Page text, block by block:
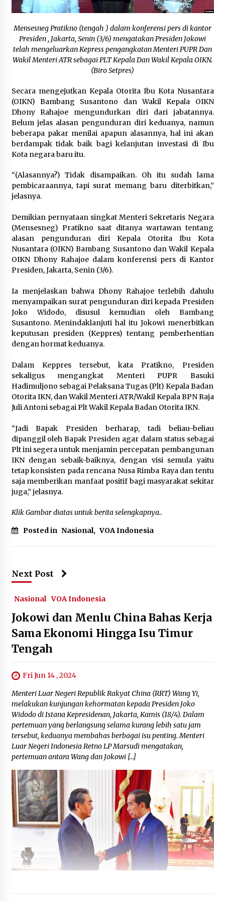
Jenazah Pilot Selandia Baru yang Ditembak KKB
Papua Akhirnya Ditemukan
August 8, 2024
VOA Indonesia : Indonesia Kirim Bantuan ke
July 31, 2023
Tim Hukum AMIN Resmi Daftarkan Gugatan
Hasil Pilpres 2024 ke MK, Minta Pemilu Diulang
Tanpa Gibran
March 22, 2024
Ditetapkan sebagai Tersangka Kasus
Pengadaan LNG
Mahasiswa Tuntut Jokowi Tetap Netral Jelang
February 11, 2024
Mensesneg Pratikno (tengah ) dalam konferensi pers di kantor
Presiden , Jakarta, Senin (3/6) mengatakan Presiden Jokowi
telah mengeluarkan Kepress pengangkatan Menteri PUPR Dan
Wakil Menteri ATR sebagai PLT Kepala Dan Wakil Kepala OIKN.
(Biro Setpres)
Secara mengejutkan Kepala Otorita Ibu Kota Nusantara
(OIKN) Bambang Susantono dan Wakil Kepala OIKN
Dhony Rahajoe mengundurkan diri dari jabatannya.
Belum jelas alasan pengunduran diri keduanya, namun
beberapa pakar menilai apapun alasannya, hal ini akan
berdampak tidak baik bagi kelanjutan investasi di Ibu
Kota negara baru itu.
“(Alasannya?) Tidak disampaikan. Oh itu sudah lama
pembicaraannya, tapi surat memang baru diterbitkan,”
jelasnya.
Demikian pernyataan singkat Menteri Sekretaris Negara
(Mensesneg) Pratikno saat ditanya wartawan tentang
alasan pengunduran diri Kepala Otorita Ibu Kota
Nusantara (OIKN) Bambang Susantono dan Wakil Kepala
OIKN Dhony Rahajoe dalam konferensi pers di Kantor
Presiden, Jakarta, Senin (3/6).
Ia menjelaskan bahwa Dhony Rahajoe terlebih dahulu
menyampaikan surat pengunduran diri kepada Presiden
Joko Widodo, disusul kemudian oleh Bambang
Susantono. Menindaklanjuti hal itu Jokowi menerbitkan
keputusan presiden (Keppres) tentang pemberhentian
dengan hormat keduanya.
Dalam Keppres tersebut, kata Pratikno, Presiden
sekaligus mengangkat Menteri PUPR Basuki
Hadimuljono sebagai Pelaksana Tugas (Plt) Kepala Badan
Otorita IKN, dan Wakil Menteri ATR/Wakil Kepala BPN Raja
Juli Antoni sebagai Plt Wakil Kepala Badan Otorita IKN.
“Jadi Bapak Presiden berharap, tadi beliau-beliau
dipanggil oleh Bapak Presiden agar dalam status sebagai
Plt ini segera untuk menjamin percepatan pembangunan
IKN dengan sebaik-baiknya, dengan visi semula yaitu
tetap konsisten pada rencana Nusa Rimba Raya dan tentu
saja memberikan manfaat positif bagi masyarakat sekitar
juga,” jelasnya.
Klik Gambar diatas untuk berita selengkapnya..
Posted in Nasional, VOA Indonesia
Next Post
Nasional VOA Indonesia
Jokowi dan Menlu China Bahas Kerja
Sama Ekonomi Hingga Isu Timur
Tengah
Fri Jun 14 , 2024
Menteri Luar Negeri Republik Rakyat China (RRT) Wang Yi,
melakukan kunjungan kehormatan kepada Presiden Joko
Widodo di Istana Kepresidenan, Jakarta, Kamis (18/4). Dalam
pertemuan yang berlangsung selama kurang lebih satu jam
tersebut, keduanya membahas berbagai isu penting. Menteri
Luar Negeri Indonesia Retno LP Marsudi mengatakan,
pertemuan antara Wang dan Jokowi […]